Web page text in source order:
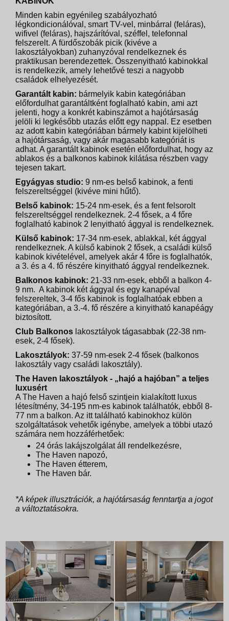
Minden kabin egyénileg szabályozható
légkondicionálóval, smart TV-vel, minbárral (feláras),
wifivel (feláras), hajszárítóval, széffel, telefonnal
felszerelt. A fürdőszobák picik (kivéve a
lakosztályokban) zuhanyzóval rendelkeznek és
praktikusan berendezettek. Összenyitható kabinokkal
is rendelkezik, amely lehetővé teszi a nagyobb
családok elhelyezését.
Garantált kabin: bármelyik kabin kategóriában
előfordulhat garantáltként foglalható kabin, ami azt
jelenti, hogy a konkrét kabinszámot a hajótársaság
jelöli ki legkésőbb utazás előtt egy nappal. Ez esetben
az adott kabin kategóriában bármely kabint kijelölheti
a hajótársaság, vagy akár magasabb kategóriát is
adhat. A garantált kabinok esetén előfordulhat, hogy az
ablakos és a balkonos kabinok kilátása részben vagy
tejesen takart.
Egyágyas studio: 9 nm-es belső kabinok, a fenti
felszereltséggel (kivéve mini hűtő).
Belső kabinok: 15-24 nm-esek, és a fent felsorolt
felszereltséggel rendelkeznek. 2-4 fősek, a 4 főre
foglalható kabinok 2 lenyitható ággyal is rendelkeznek.
Külső kabinok: 17-34 nm-esek, ablakkal, két ággyal
rendelkeznek. A külső kabinok 2 fősek, a családi külső
kabinok kivételével, amelyek akár 4 főre is foglalhatók,
a 3. és a 4. fő részére kinyitható ággyal rendelkeznek.
Balkonos kabinok: 21-33 nm-esek, ebből a balkon 4-
9 nm. A kabinok két ággyal és egy kanapéval
felszereltek, 3-4 fős kabinok is foglalhatóak ebben a
kategóriában, a 3.-4. fő részére a kinyitható kanapéágy
biztosított.
Club Balkonos lakosztályok tágasabbak (22-38 nm-
esek, 2-4 fősek).
Lakosztályok: 37-59 nm-esek 2-4 fősek (balkonos
lakosztály vagy családi lakosztály).
The Haven lakosztályok - „hajó a hajóban” a teljes
luxusért
A The Haven a hajó felső szintjein kialakított luxus
létesítmény, 34-195 nm-es kabinok találhatók, ebből 8-
77 nm a balkon. Az itt található kabinokhoz külön
szolgáltatások vehetők igénybe, amelyek a többi utazó
számára nem hozzáférhetőek:
24 órás lakájszolgálat áll rendelkezésre,
The Haven napozó,
The Haven étterem,
The Haven bár.
*A képek illusztrációk, a hajótársaság fenntartja a jogot
a változtatásokra.